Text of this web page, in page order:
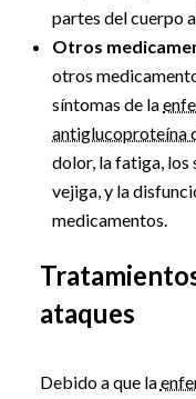
partes del cuerpo
Otros
otros
síntomas de la
antiglucoproteína
dolor, la fatiga, los
vejiga, y la
medicamentos.
ataques
Debido a que la